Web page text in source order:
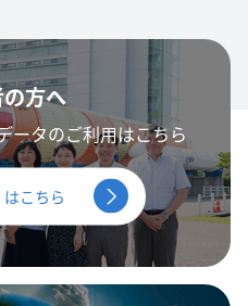
方へ
ータのご利用はこちら
はこちら